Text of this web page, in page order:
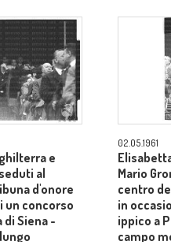
e
al
d'onore
un concorso
di Siena -
02.05.1961
Mario
centro
in
ippico a
campo